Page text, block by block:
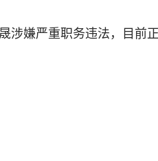
涉嫌严重职务违法，目前